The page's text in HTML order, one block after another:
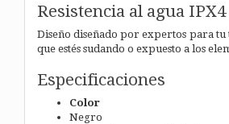
Resistencia al agua IPX4
Diseño diseñado por expertos para tu
que estés sudando o expuesto a los
Especificaciones
Color
Negro